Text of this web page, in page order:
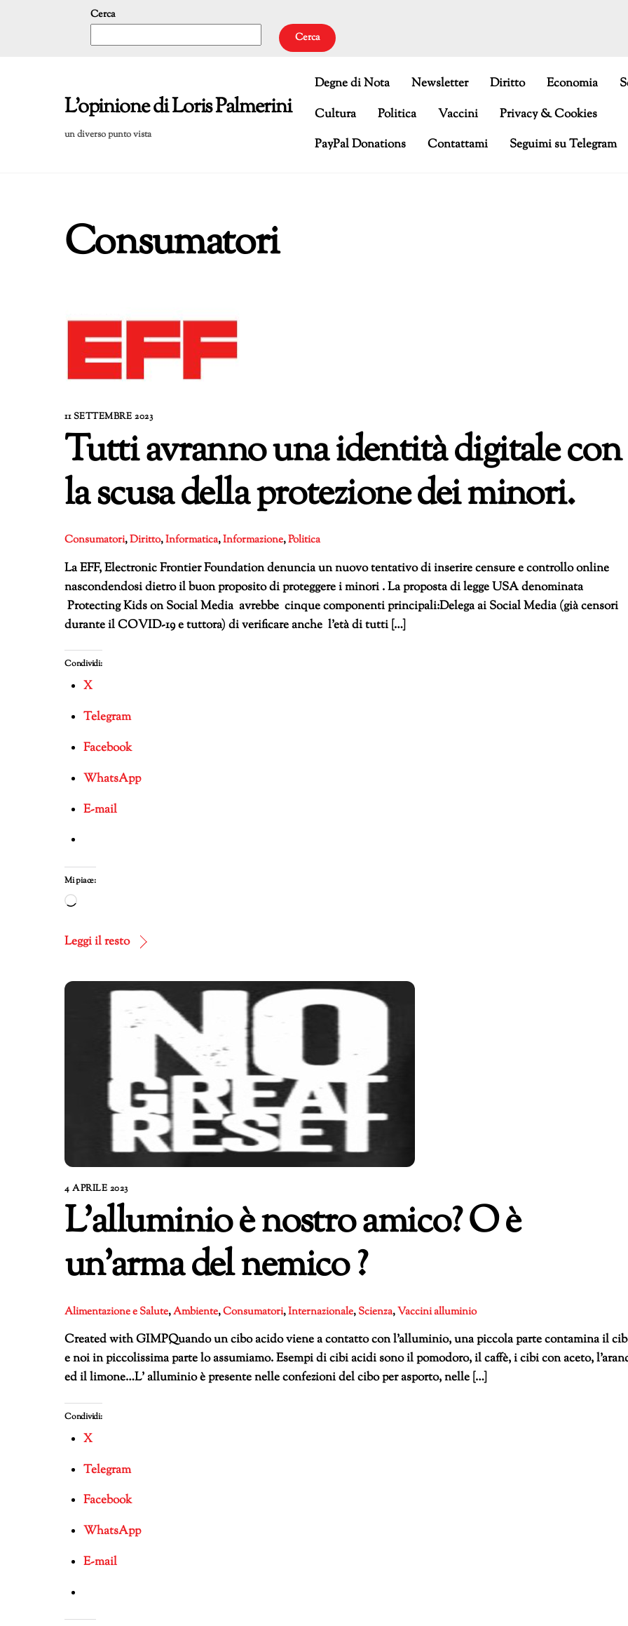
Cerca
Cerca
L'opinione di Loris Palmerini
un diverso punto vista
Degne di Nota Newsletter Diritto Economia
Cultura
Politica Vaccini
Privacy & Cookies
PayPal Donations
Contattami Seguimi su Telegram
Consumatori
11 SETTEMBRE 2023
Tutti avranno una identità digitale con
la scusa della protezione dei minori.
Consumatori,Diritto,Informatica,Informazione,Politica
La EFF, Electronic Frontier Foundation denuncia un nuovo tentativo di inserire censure e controllo online
nascondendosi dietro il buon proposito di proteggere i minori . La proposta di legge USA denominata
Protecting Kids on Social Media avrebbe cinque componenti principali:Delega ai Social Media (già censori
durante il COVID-19 e tuttora) di verificare anche l’età di tutti […]
Condividi:
X
Telegram
Facebook
WhatsApp
E-mail
Mi piace:
Caricamento
corso…
Leggi il resto
4 APRILE 2023
L’alluminio è nostro amico? O è
un’arma del nemico ?
Alimentazione e Salute,Ambiente,Consumatori,Internazionale,Scienza,Vaccinialluminio
Created with GIMPQuando un cibo acido viene a contatto con l’alluminio, una piccola parte contamina il
e noi in piccolissima parte lo assumiamo. Esempi di cibi acidi sono il pomodoro, il caffè, i cibi con aceto,
ed il limone…L’ alluminio è presente nelle confezioni del cibo per asporto, nelle […]
Condividi:
X
Telegram
Facebook
WhatsApp
E-mail